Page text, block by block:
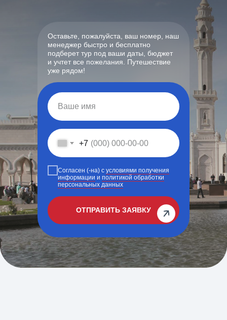
Оставьте, пожалуйста, ваш номер, наш
менеджер быстро и бесплатно
подберет тур под ваши даты, бюджет
и учтет все пожелания. Путешествие
уже рядом!
+7
Согласен (-на) c условиями получения
информации и политикой обработки
персональных данных
ОТПРАВИТЬ ЗАЯВКУ